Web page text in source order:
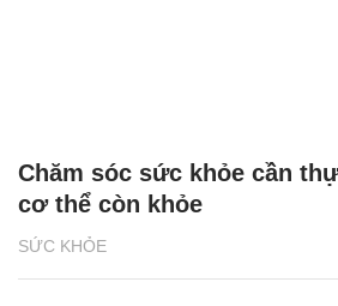
SỨC KHỎE
Chăm sóc sức khỏe cần
cơ thể còn khỏe